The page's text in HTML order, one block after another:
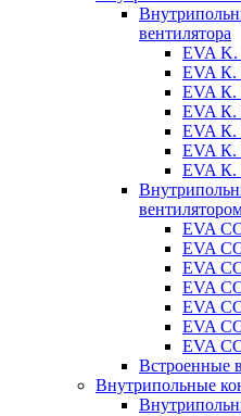
вентилятора
EVA K.
EVA К.
EVA К.
EVA К.
EVA К.
EVA К.
EVA К.
EVA
EVA
EVA
EVA
EVA
EVA
EVA
Встроенные
Внутрипольные